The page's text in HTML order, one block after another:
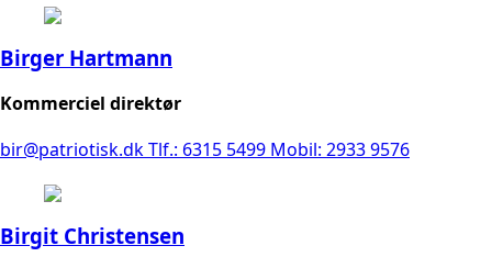
Birger Hartmann
Kommerciel direktør
bir@patriotisk.dkTlf.: 6315 5499 Mobil: 2933 9576
Birgit Christensen